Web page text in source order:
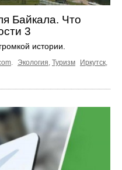
Байкала. Что
3
истории.
. Экология, Туризм Иркутск,